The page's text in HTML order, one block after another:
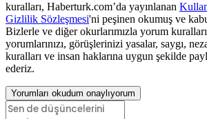
kuralları, Haberturk.com’da yayınlanan
Gizlilik Sözleşmesi'ni peşinen okumuş ve
Bizlerle ve diğer okurlarımızla yorum
yorumlarınızı, görüşlerinizi yasalar, saygı,
kuralları ve insan haklarına uygun şekilde
ederiz.
Yorumları okudum onaylıyorum